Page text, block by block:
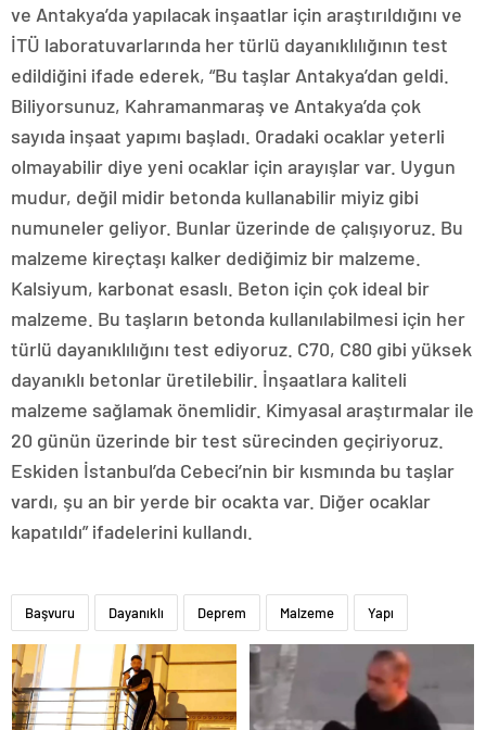
ve Antakya’da yapılacak inşaatlar için araştırıldığını ve
İTÜ laboratuvarlarında her türlü dayanıklılığının test
edildiğini ifade ederek, “Bu taşlar Antakya’dan geldi.
Biliyorsunuz, Kahramanmaraş ve Antakya’da çok
sayıda inşaat yapımı başladı. Oradaki ocaklar yeterli
olmayabilir diye yeni ocaklar için arayışlar var. Uygun
mudur, değil midir betonda kullanabilir miyiz gibi
numuneler geliyor. Bunlar üzerinde de çalışıyoruz. Bu
malzeme kireçtaşı kalker dediğimiz bir malzeme.
Kalsiyum, karbonat esaslı. Beton için çok ideal bir
malzeme. Bu taşların betonda kullanılabilmesi için her
türlü dayanıklılığını test ediyoruz. C70, C80 gibi yüksek
dayanıklı betonlar üretilebilir. İnşaatlara kaliteli
malzeme sağlamak önemlidir. Kimyasal araştırmalar ile
20 günün üzerinde bir test sürecinden geçiriyoruz.
Eskiden İstanbul’da Cebeci’nin bir kısmında bu taşlar
vardı, şu an bir yerde bir ocakta var. Diğer ocaklar
kapatıldı” ifadelerini kullandı.
Başvuru Dayanıklı Deprem Malzeme Yapı